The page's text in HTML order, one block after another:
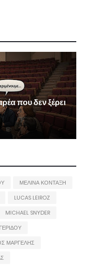
που δεν ξέρει
ΜΕΛΙΝΑ ΚΟΝΤΑΞΗ
LUCAS LEIROZ
MICHAEL SNYDER
ΜΑΡΓΕΛΗΣ